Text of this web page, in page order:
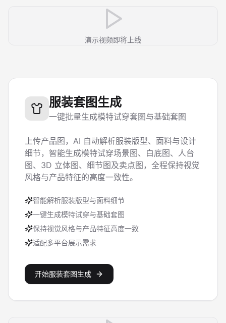
演示视频即将上线
服装套图生成
一键批量生成模特试穿套图与基础套图
上传产品图，AI 自动解析服装版型、面料与设计
细节，智能生成模特试穿场景图、白底图、人台
图、3D 立体图、细节图及卖点图，全程保持视觉
风格与产品特征的高度一致性。
智能解析服装版型与面料细节
一键生成模特试穿与基础套图
保持视觉风格与产品特征高度一致
适配多平台展示需求
开始服装套图生成